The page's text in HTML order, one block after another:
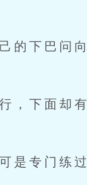
的下巴问向
，下面却有
是专门练过